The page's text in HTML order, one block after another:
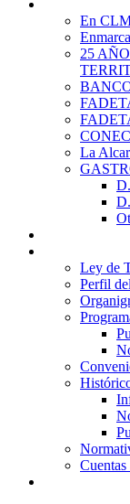
En
25
La
Ley de
Perfil
Cuentas